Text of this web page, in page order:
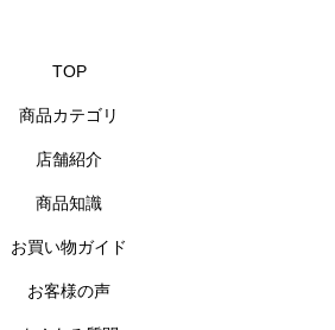
TOP
商品カテゴリ
店舗紹介
商品知識
お買い物ガイド
お客様の声